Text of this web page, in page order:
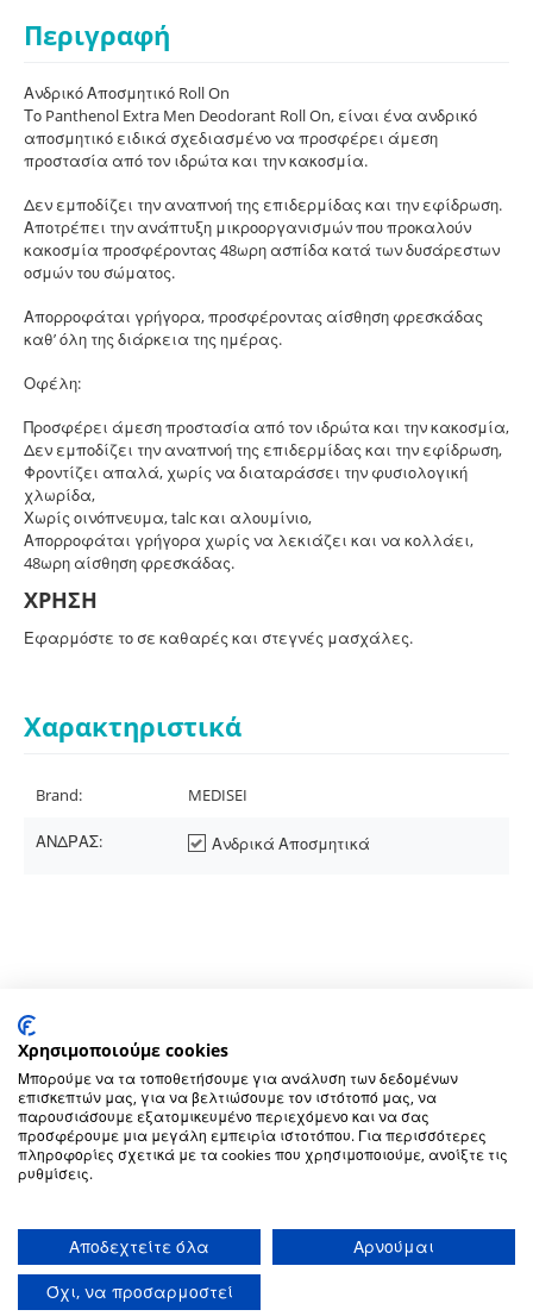
Περιγραφή
Ανδρικό Αποσμητικό Roll On
Το Panthenol Extra Men Deodorant Roll On, είναι ένα ανδρικό
αποσμητικό ειδικά σχεδιασμένο να προσφέρει άμεση
προστασία από τον ιδρώτα και την κακοσμία.
Δεν εμποδίζει την αναπνοή της επιδερμίδας και την εφίδρωση.
Αποτρέπει την ανάπτυξη μικροοργανισμών που προκαλούν
κακοσμία προσφέροντας 48ωρη ασπίδα κατά των δυσάρεστων
οσμών του σώματος.
Απορροφάται γρήγορα, προσφέροντας αίσθηση φρεσκάδας
καθ’ όλη της διάρκεια της ημέρας.
Οφέλη:
Προσφέρει άμεση προστασία από τον ιδρώτα και την κακοσμία,
Δεν εμποδίζει την αναπνοή της επιδερμίδας και την εφίδρωση,
Φροντίζει απαλά, χωρίς να διαταράσσει την φυσιολογική
χλωρίδα,
Χωρίς οινόπνευμα, talc και αλουμίνιο,
Απορροφάται γρήγορα χωρίς να λεκιάζει και να κολλάει,
48ωρη αίσθηση φρεσκάδας.
ΧΡΗΣΗ
Εφαρμόστε το σε καθαρές και στεγνές μασχάλες.
Χαρακτηριστικά
Brand: MEDISEI
ΑΝΔΡΑΣ: Ανδρικά Αποσμητικά
O
Λογαριασμός μου
Πληροφορίες
Επικοινωνία
Copyright © farmakeio1828.gr All Rights Reserved
Χρησιμοποιούμε cookies
Μπορούμε να τα τοποθετήσουμε για ανάλυση των δεδομένων
επισκεπτών μας, για να βελτιώσουμε τον ιστότοπό μας, να
παρουσιάσουμε εξατομικευμένο περιεχόμενο και να σας
προσφέρουμε μια μεγάλη εμπειρία ιστοτόπου. Για περισσότερες
πληροφορίες σχετικά με τα cookies που χρησιμοποιούμε, ανοίξτε τις
ρυθμίσεις.
Αποδεχτείτε όλα
Αρνούμαι
Όχι, να προσαρμοστεί